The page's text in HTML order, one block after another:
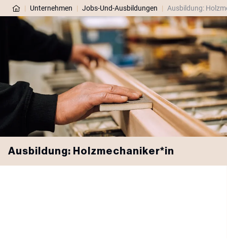
| Unternehmen | Jobs-Und-Ausbildungen | Ausbildung:
Ausbildung: Holzmechaniker*in